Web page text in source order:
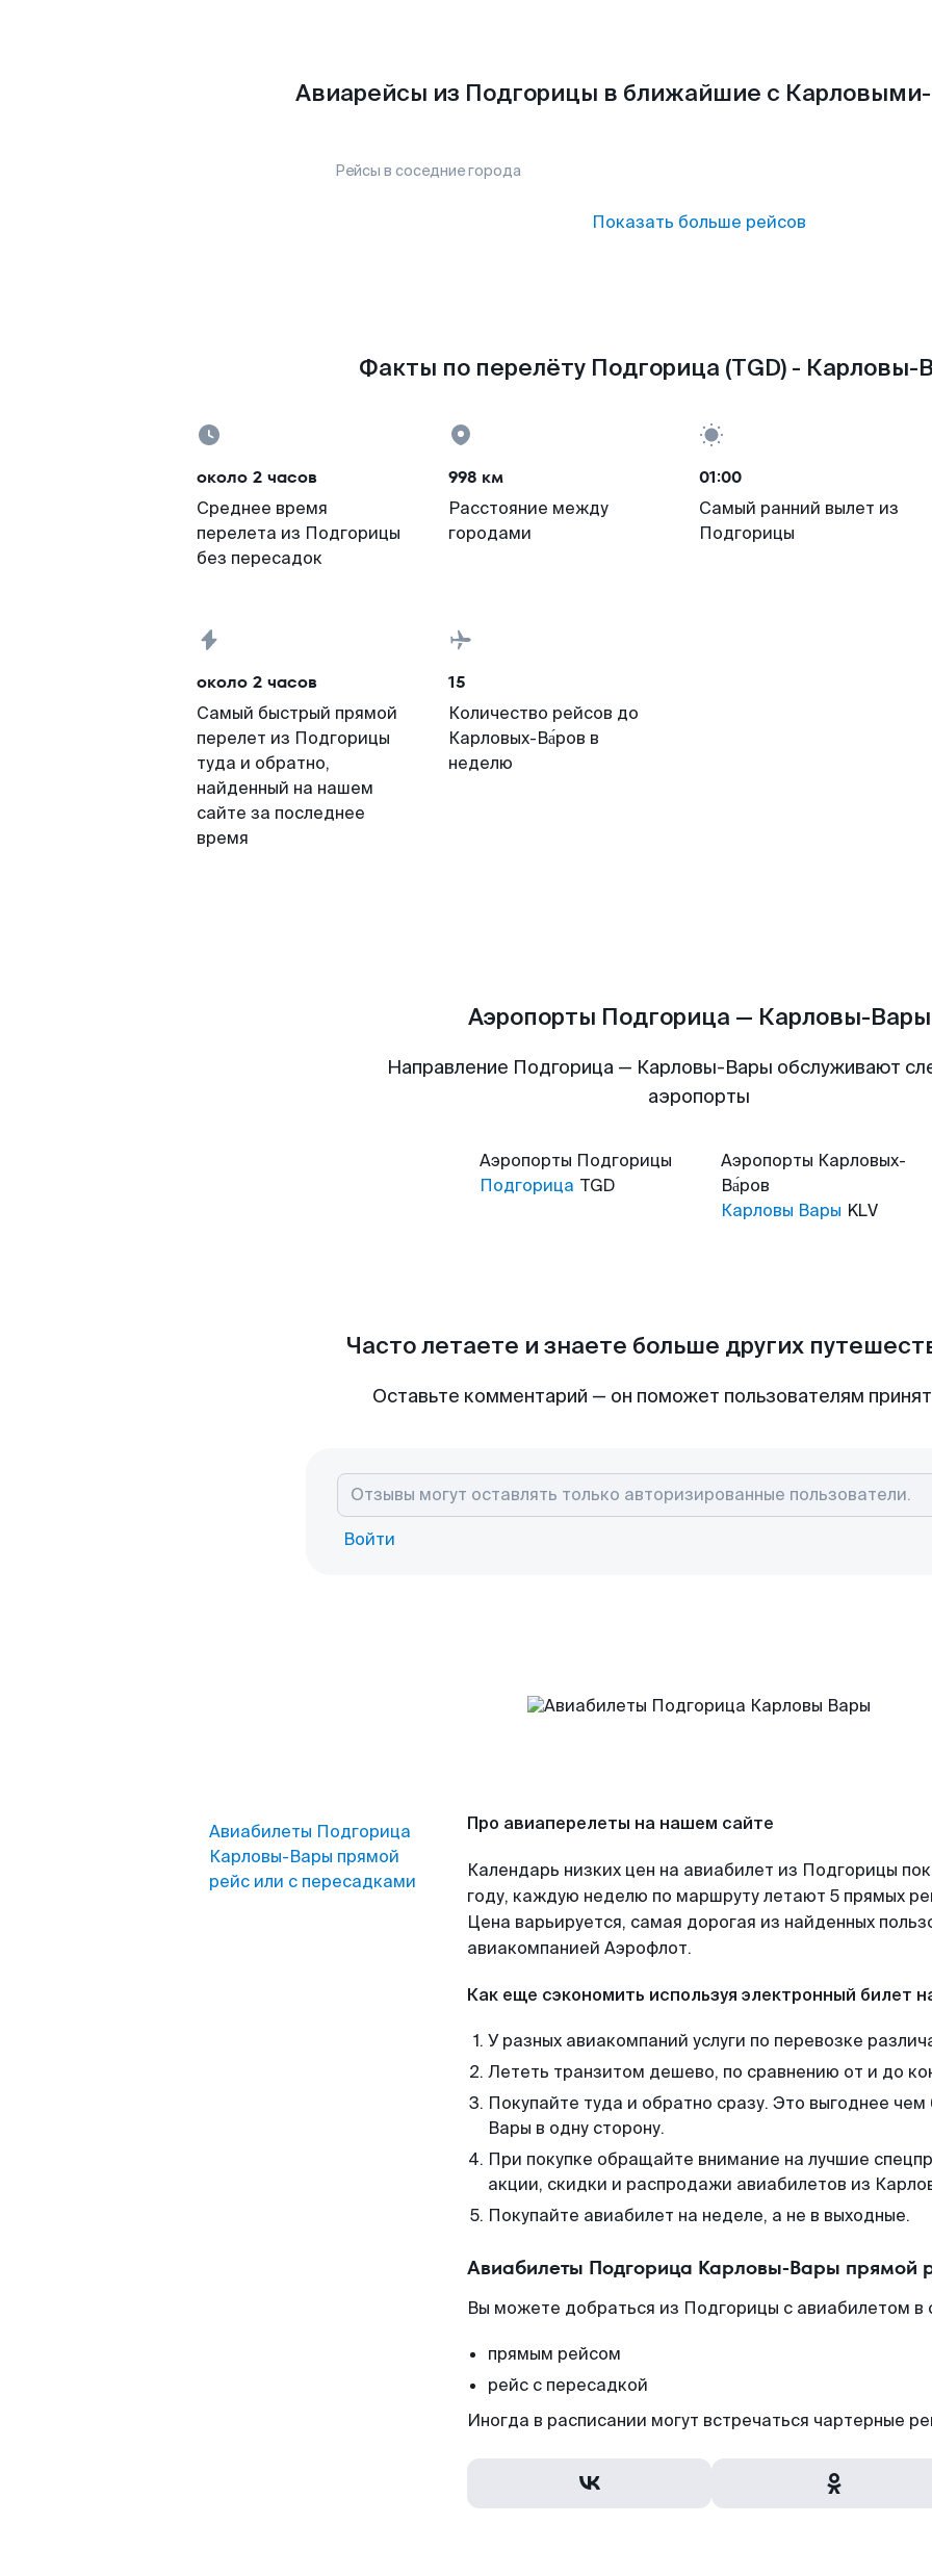
Авиарейсы из Подгорицы в ближайшие с
Рейсы в соседние города
Показать больше рейсов
Факты по перелёту Подгорица (TGD) - Карловы-
около 2 часов
Среднее время
перелета из Подгорицы
без пересадок
998 км
Расстояние между
городами
01:00
Самый ранний вылет из
Подгорицы
около 2 часов
Самый быстрый прямой
перелет из Подгорицы
туда и обратно,
найденный на нашем
сайте за последнее
время
15
Количество рейсов до
Карловых-Ва́ров в
неделю
Аэропорты Подгорица — Карловы-Вары
Направление Подгорица — Карловы-Вары обслуживают
аэропорты
Аэропорты Подгорицы
Подгорица TGD
Аэропорты Карловых-
Ва́ров
Карловы Вары KLV
Часто летаете и знаете больше других
Оставьте комментарий — он поможет пользователям
Войти
Авиабилеты Подгорица
Карловы-Вары прямой
рейс или с пересадками
Про авиаперелеты на нашем сайте
Календарь низких цен на авиабилет из Подгорицы
году, каждую неделю по маршруту летают 5 прямых
Цена варьируется, самая дорогая из найденных
авиакомпанией Аэрофлот.
Как еще сэкономить используя электронный билет
У разных авиакомпаний услуги по перевозке
Лететь транзитом дешево, по сравнению от и до
Покупайте туда и обратно сразу. Это выгоднее
Вары в одну сторону.
При покупке обращайте внимание на лучшие
акции, скидки и распродажи авиабилетов из
Покупайте авиабилет на неделе, а не в выходные.
Авиабилеты Подгорица Карловы-Вары прямой
Вы можете добраться из Подгорицы с авиабилетом в
прямым рейсом
рейс с пересадкой
Иногда в расписании могут встречаться чартерные